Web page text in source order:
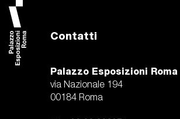
Contatti
Palazzo Esposizioni Roma
via Nazionale 194
00184 Roma